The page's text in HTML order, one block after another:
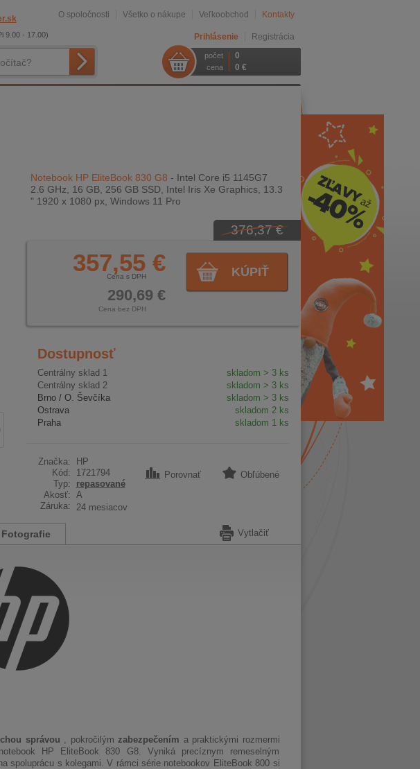
9.00 - 17.00)
O spoločnosti Všetko o nákupe Veľkoobchod Kontakty
Prihlásenie Registrácia
počet 0
cena 0 €
Notebook HP EliteBook 830 G8 - Intel Core i5 1145G7
2.6 GHz, 16 GB, 256 GB SSD, Intel Iris Xe Graphics, 13.3
" 1920 x 1080 px, Windows 11 Pro
376,37 €
KÚPIŤ
357,55 €
Cena s DPH
290,69 €
Cena bez DPH
Dostupnosť
Centrálny sklad 1
skladom > 3 ks
Centrálny sklad 2
skladom > 3 ks
Brno / O. Ševčíka
skladom > 3 ks
Ostrava
skladom 2 ks
Praha
skladom 1 ks
Značka:
HP
Kód:
1721794
Typ:
repasované
Akosť: A
Záruka:
24 mesiacov
Porovnať Obľúbené
Fotografie Vytlačiť
správou , pokročilýmzabezpečením a praktickými rozmermi
HP EliteBook 830 G8. Vyniká precíznym remeselným
spoluprácu s kolegami. V rámci série notebookov EliteBook 800 si